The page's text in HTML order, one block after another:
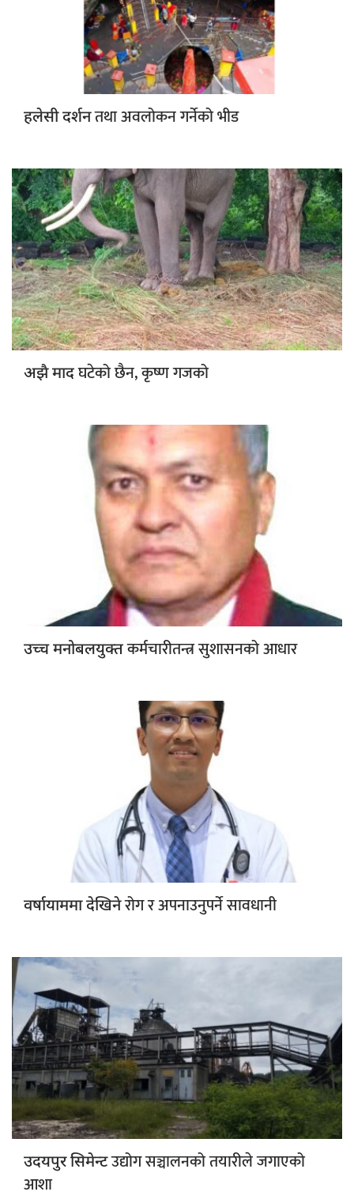
हलेसी दर्शनतथा अवलोकन गर्नेको भीड
अझै मादघटेको छैन, कृष्ण गजको
उच्च मनोबलयुक्तकर्मचारीतन्त्र सुशासनको आधार
वर्षायाममा देखिनेरोग र अपनाउनुपर्ने सावधानी
उदयपुर सिमेन्टउद्योग सञ्चालनको तयारीले जगाएको
आशा